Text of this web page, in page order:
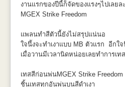
มีที่นั่งให้เลือกติด แต่ก็ติดไปตามใบต่
หลุมล้อก็โบ๋/ผนังด้านใน นรกมาก แต่ก็
งานแรกของปีนี้ก็จัดของแรงๆไปเลยล
MGEX Strike Freedom
แพลนทำสีตัวนี้ยังไม่สรุปแน่นอ
ใจนึังจะทำเงาแบบ MB ตัวแรก อีกใจ
เมื่อวานมีเวลานิดหน่อยเลยทำการเ
เทสสีก่อนพ่นMGEX Strike Freedom
ชิ้นเทสทุกอันพ่นบนสีดำเงา